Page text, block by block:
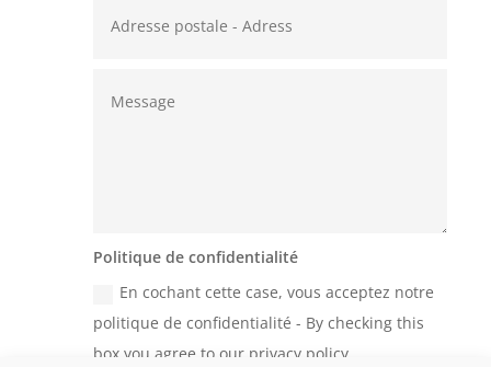
Politique de confidentialité
En cochant cette case, vous acceptez notre
politique de confidentialité - By checking this
box you agree to our privacy policy